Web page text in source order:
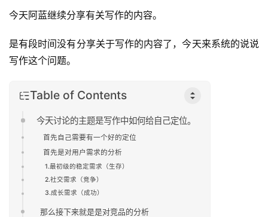
今天阿蓝继续分享有关写作的内容。
是有段时间没有分享关于写作的内容了，今天来系统的说说
写作这个问题。
Table of Contents
今天讨论的主题是写作中如何给自己定位。
首先自己需要有一个好的定位
首先是对用户需求的分析
1.最初级的稳定需求（生存）
2.社交需求（竞争）
3.成长需求（成功）
那么接下来就是是对竞品的分析